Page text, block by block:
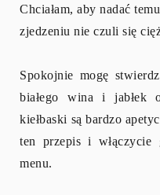
Chciałam, aby nadać
zjedzeniu nie czuli się
Spokojnie mogę
białego wina i jabłek
kiełbaski są bardzo
ten przepis i włączycie
menu.